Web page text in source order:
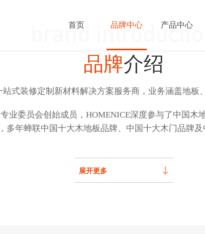
首页 品牌中心
品
产品中心
工程
渠
联
品牌介绍
式装修定制新材料解决方案服务商，业务涵盖地板
业委员会创始成员，HOMENICE深度参与了中国
年蝉联中国十大木地板品牌、中国十大木门品牌
展开更多